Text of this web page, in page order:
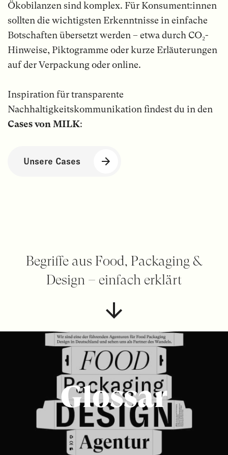
Ökobilanzen sind komplex. Für Konsument:innen
sollten die wichtigsten Erkenntnisse in einfache
Botschaften übersetzt werden – etwa durch CO₂-
Hinweise, Piktogramme oder kurze Erläuterungen
auf der Verpackung oder online.
Inspiration für transparente
Nachhaltigkeitskommunikation findest du in den
Cases von MILK:
Unsere Cases
Begriffe aus Food, Packaging &
Design – einfach erklärt
Glossar